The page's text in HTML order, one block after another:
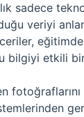
sadece
veriyi
bilgiyi etkili